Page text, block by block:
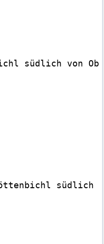
südlich von
südlich